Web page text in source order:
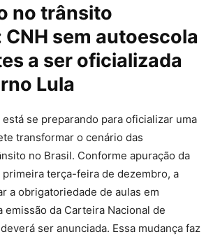
no trânsito
sem autoescola
a ser oficializada
Lula
se preparando para oficializar uma
transformar o cenário das
no Brasil. Conforme apuração da
primeira terça-feira de dezembro, a
a obrigatoriedade de aulas em
emissão da Carteira Nacional de
ser anunciada. Essa mudança faz